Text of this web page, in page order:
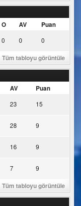
O AV Puan
0 0 0
Tüm tabloyu görüntüle
AV Puan
23 15
28 9
16 9
7 9
Tüm tabloyu görüntüle